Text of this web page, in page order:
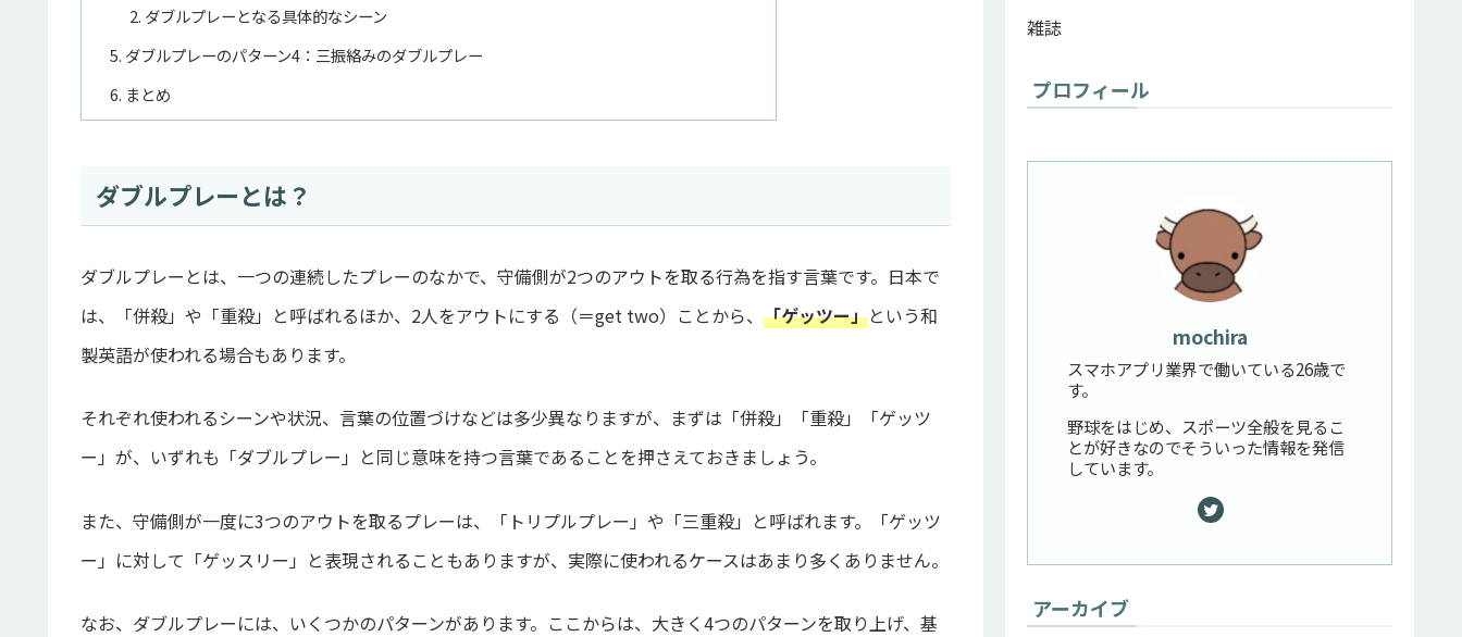
ダブルプレーとなる具体的なシーン
ダブルプレーのパターン4：三振絡みのダブルプレー
まとめ
ダブルプレーとは？
ダブルプレーとは、一つの連続したプレーのなかで、守備側が2つのアウトを取る行為を指す言葉です。日本で
は、「併殺」や「重殺」と呼ばれるほか、2人をアウトにする（＝get two）ことから、 「ゲッツー」という和
製英語が使われる場合もあります。
それぞれ使われるシーンや状況、言葉の位置づけなどは多少異なりますが、まずは「併殺」「重殺」「ゲッツ
ー」が、いずれも「ダブルプレー」と同じ意味を持つ言葉であることを押さえておきましょう。
また、守備側が一度に3つのアウトを取るプレーは、「トリプルプレー」や「三重殺」と呼ばれます。「ゲッツ
ー」に対して「ゲッスリー」と表現されることもありますが、実際に使われるケースはあまり多くありません。
なお、ダブルプレーには、いくつかのパターンがあります。ここからは、大きく4つのパターンを取り上げ、基
雑誌
プロフィール
mochira
スマホアプリ業界で働いている26歳で
す。
野球をはじめ、スポーツ全般を見るこ
とが好きなのでそういった情報を発信
しています。
アーカイブ